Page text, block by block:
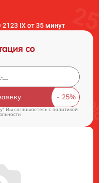
IX от 35 минут
со
Вы соглашаетесь c политикой